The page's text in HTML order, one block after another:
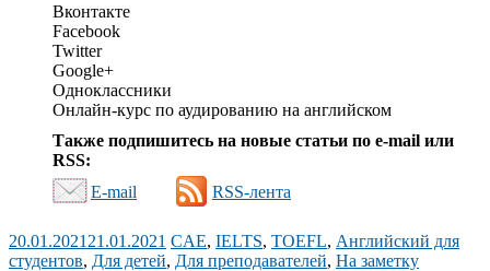
Вконтакте
Facebook
Twitter
Google+
Одноклассники
Онлайн-курс по аудированию на английском
Также подпишитесь на новые статьи по e-mail или
RSS:
E-mail
RSS-лента
20.01.2021 21.01.2021 CAE, IELTS, TOEFL, Английский для
студентов, Для детей, Для преподавателей, На заметку